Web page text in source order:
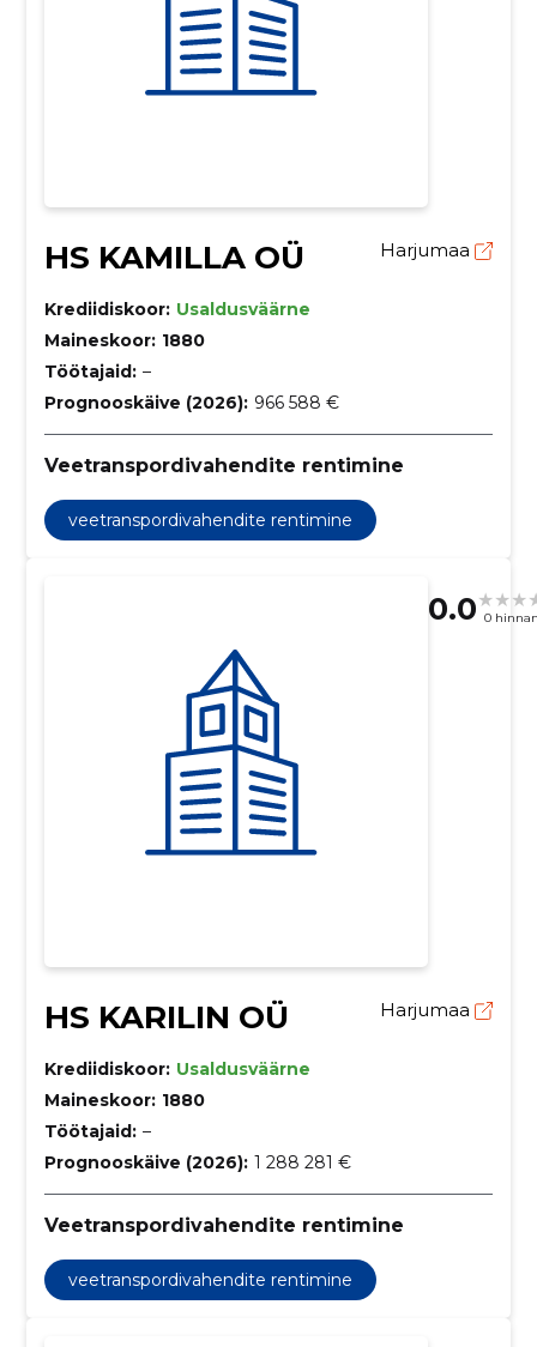
HS KAMILLA OÜ Harjumaa
Krediidiskoor: Usaldusväärne
Maineskoor: 1880
Töötajaid: –
Prognooskäive (2026): 966 588 €
Veetranspordivahendite rentimine
veetranspordivahendite rentimine
0.0 0
HS KARILIN OÜ Harjumaa
Krediidiskoor: Usaldusväärne
Maineskoor: 1880
Töötajaid: –
Prognooskäive (2026): 1 288 281 €
Veetranspordivahendite rentimine
veetranspordivahendite rentimine